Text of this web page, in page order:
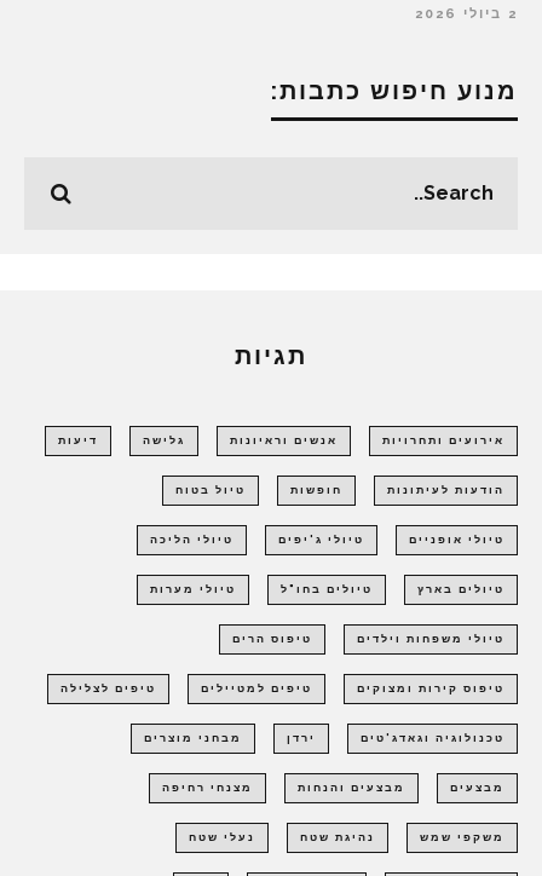
2 ביולי 2026
מנוע חיפוש כתבות:
תגיות
אירועים ותחרויות אנשים וראיונות גלישה דיעות
הודעות לעיתונות חופשות טיול בטוח
טיולי אופניים טיולי ג'יפים טיולי הליכה
טיולים בארץ טיולים בחו"ל טיולי מערות
טיולי משפחות וילדים טיפוס הרים
טיפוס קירות ומצוקים טיפים למטיילים טיפים לצלילה
טכנולוגיה וגאדג'טים ירדן מבחני מוצרים
מבצעים מבצעים והנחות מצנחי רחיפה
משקפי שמש נהיגת שטח נעלי שטח